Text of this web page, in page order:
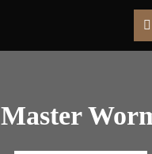
Master